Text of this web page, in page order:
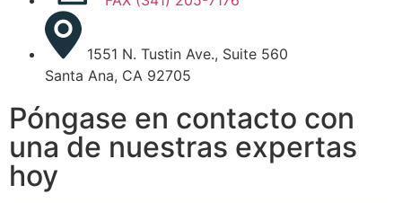
1551 N. Tustin Ave., Suite 560
Santa Ana, CA 92705
Póngase en contacto con
una de nuestras expertas
hoy